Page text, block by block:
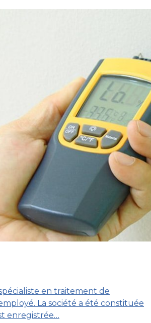
en traitement de
La société a été constituée
enregistrée…